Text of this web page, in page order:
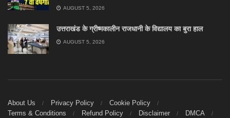
AUGUST 5, 2026
उत्तराखंड के ग्रीष्मकालीन राजधानी के विद्यालय का बुरा हाल
AUGUST 5, 2026
About Us Privacy Policy
Cookie Policy
Terms & Conditions
Refund Policy Disclaimer
DMCA